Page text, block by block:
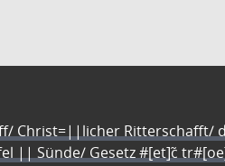
Christ=||licher Ritterschafft/
|| Sünde/ Gesetz #[et]c̃